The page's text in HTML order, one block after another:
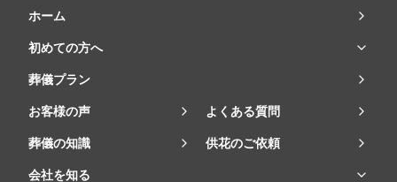
ホーム
初めての方へ
葬儀プラン
お客様の声 よくある質問
葬儀の知識 供花のご依頼
会社を知る